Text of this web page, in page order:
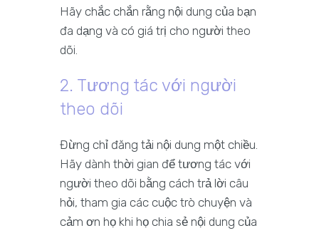
Hãy chắc chắn rằng nội dung của bạn
đa dạng và có giá trị cho người theo
dõi.
2. Tương tác với người
theo dõi
Đừng chỉ đăng tải nội dung một chiều.
Hãy dành thời gian để tương tác với
người theo dõi bằng cách trả lời câu
hỏi, tham gia các cuộc trò chuyện và
cảm ơn họ khi họ chia sẻ nội dung của